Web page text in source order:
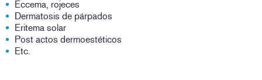
Eccema, rojeces
Dermatosis de párpados
Eritema solar
Post actos dermoestéticos
Etc.